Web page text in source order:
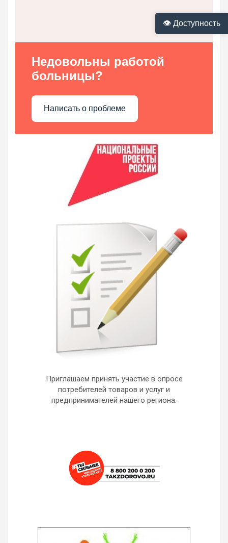
👁 Доступность
Недовольны работой
больницы?
Написать о проблеме
Приглашаем принять участие в опросе
потребителей товаров и услуг и
предпринимателей нашего региона.